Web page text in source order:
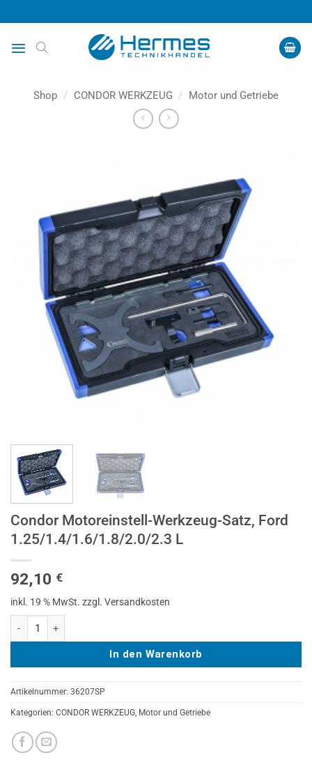
Inhalt
springen
Shop / CONDOR WERKZEUG / Motor und Getriebe
Condor Motoreinstell-Werkzeug-Satz, Ford
1.25/1.4/1.6/1.8/2.0/2.3 L
92,10 €
inkl. 19 % MwSt. zzgl. Versandkosten
In den Warenkorb
Artikelnummer: 36207SP
Kategorien: CONDOR WERKZEUG, Motor und Getriebe